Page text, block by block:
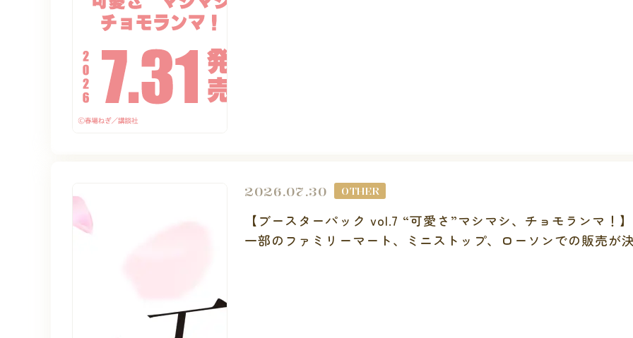
2026.07.30 OTHER
【ブースターパック vol.7 “可愛さ”マシマシ、チョモランマ！】
一部のファミリーマート、ミニストップ、ローソンでの販売が